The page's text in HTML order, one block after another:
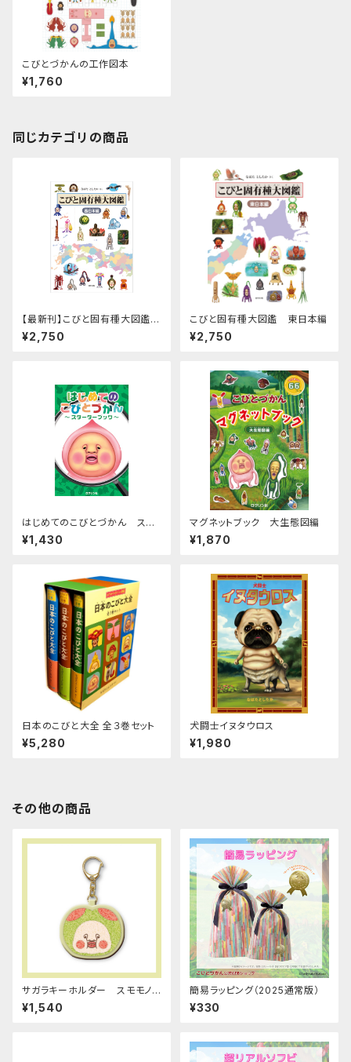
こびとづかんの工作図本
¥1,760
同じカテゴリの商品
【最新刊】こびと固有種大図鑑
西日本編
¥2,750
こびと固有種大図鑑 東日本編
¥2,750
はじめてのこびとづかん スタ
ーターブック
¥1,430
マグネットブック 大生態図編
¥1,870
日本のこびと大全 全３巻セット
¥5,280
犬闘士イヌタウロス
¥1,980
その他の商品
サガラキーホルダー スモモノウ
チ
¥1,540
簡易ラッピング（2025通常版）
¥330